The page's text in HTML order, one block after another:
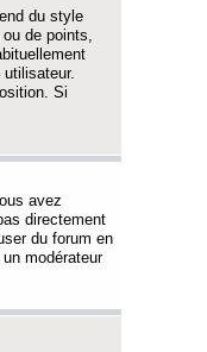
du style
de points,
Si
avez
directement
du forum en
modérateur